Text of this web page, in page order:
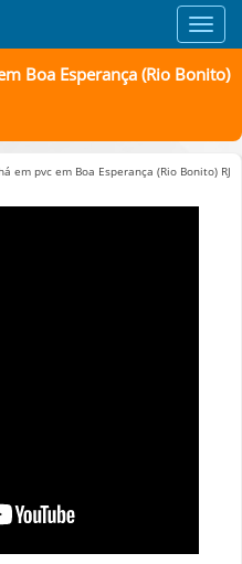
Boa Esperança (Rio Bonito)
em pvc em Boa Esperança (Rio Bonito) RJ